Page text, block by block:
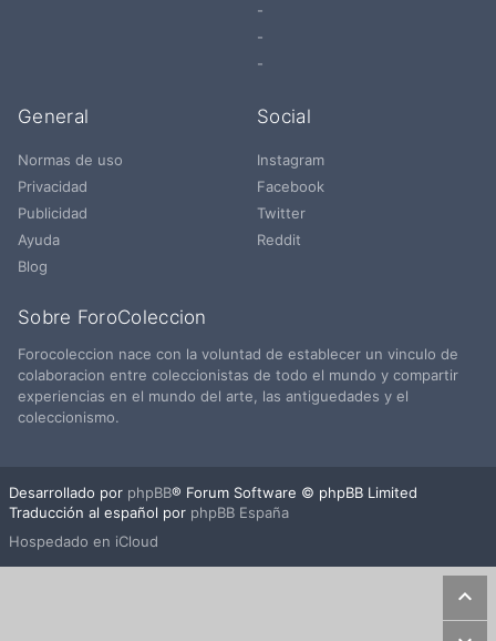
-
-
-
General
Normas de uso
Privacidad
Publicidad
Ayuda
Blog
Social
Instagram
Facebook
Twitter
Reddit
Sobre ForoColeccion
Forocoleccion nace con la voluntad de establecer un vinculo de
colaboracion entre coleccionistas de todo el mundo y compartir
experiencias en el mundo del arte, las antiguedades y el
coleccionismo.
Desarrollado por phpBB® Forum Software © phpBB Limited
Traducción al español por phpBB España
Hospedado en iCloud